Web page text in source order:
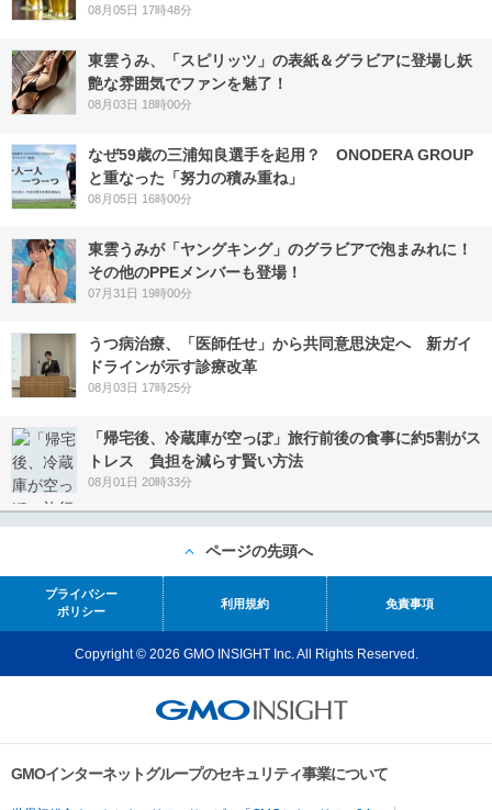
08月05日 17時48分
東雲うみ、「スピリッツ」の表紙＆グラビアに登場し妖
艶な雰囲気でファンを魅了！
08月03日 18時00分
なぜ59歳の三浦知良選手を起用？ ONODERA GROUP
と重なった「努力の積み重ね」
08月05日 16時00分
東雲うみが「ヤングキング」のグラビアで泡まみれに！
その他のPPEメンバーも登場！
07月31日 19時00分
うつ病治療、「医師任せ」から共同意思決定へ 新ガイ
ドラインが示す診療改革
08月03日 17時25分
「帰宅後、冷蔵庫が空っぽ」旅行前後の食事に約5割がス
トレス 負担を減らす賢い方法
08月01日 20時33分
ページの先頭へ
プライバシー
ポリシー
利用規約 免責事項
Copyright © 2026 GMO INSIGHT Inc. All Rights Reserved.
GMOインターネットグループのセキュリティ事業について